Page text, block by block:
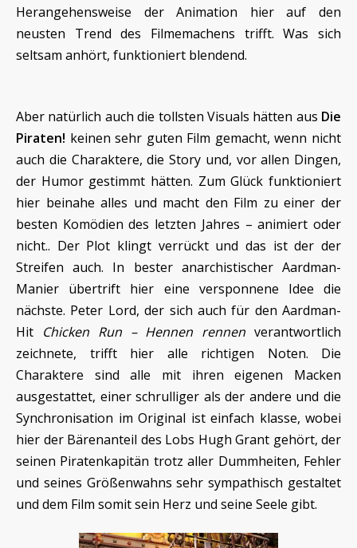
Herangehensweise der Animation hier auf den
neusten Trend des Filmemachens trifft. Was sich
seltsam anhört, funktioniert blendend.
Aber natürlich auch die tollsten Visuals hätten aus Die
Piraten! keinen sehr guten Film gemacht, wenn nicht
auch die Charaktere, die Story und, vor allen Dingen,
der Humor gestimmt hätten. Zum Glück funktioniert
hier beinahe alles und macht den Film zu einer der
besten Komödien des letzten Jahres – animiert oder
nicht.. Der Plot klingt verrückt und das ist der der
Streifen auch. In bester anarchistischer Aardman-
Manier übertrift hier eine versponnene Idee die
nächste. Peter Lord, der sich auch für den Aardman-
Hit Chicken Run – Hennen rennen verantwortlich
zeichnete, trifft hier alle richtigen Noten. Die
Charaktere sind alle mit ihren eigenen Macken
ausgestattet, einer schrulliger als der andere und die
Synchronisation im Original ist einfach klasse, wobei
hier der Bärenanteil des Lobs Hugh Grant gehört, der
seinen Piratenkapitän trotz aller Dummheiten, Fehler
und seines Größenwahns sehr sympathisch gestaltet
und dem Film somit sein Herz und seine Seele gibt.